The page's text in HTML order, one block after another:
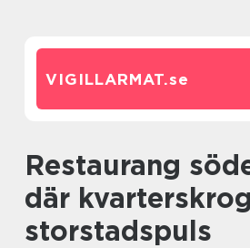
VIGILLARMAT.se
Restaurang södermalm
där
storstadspuls